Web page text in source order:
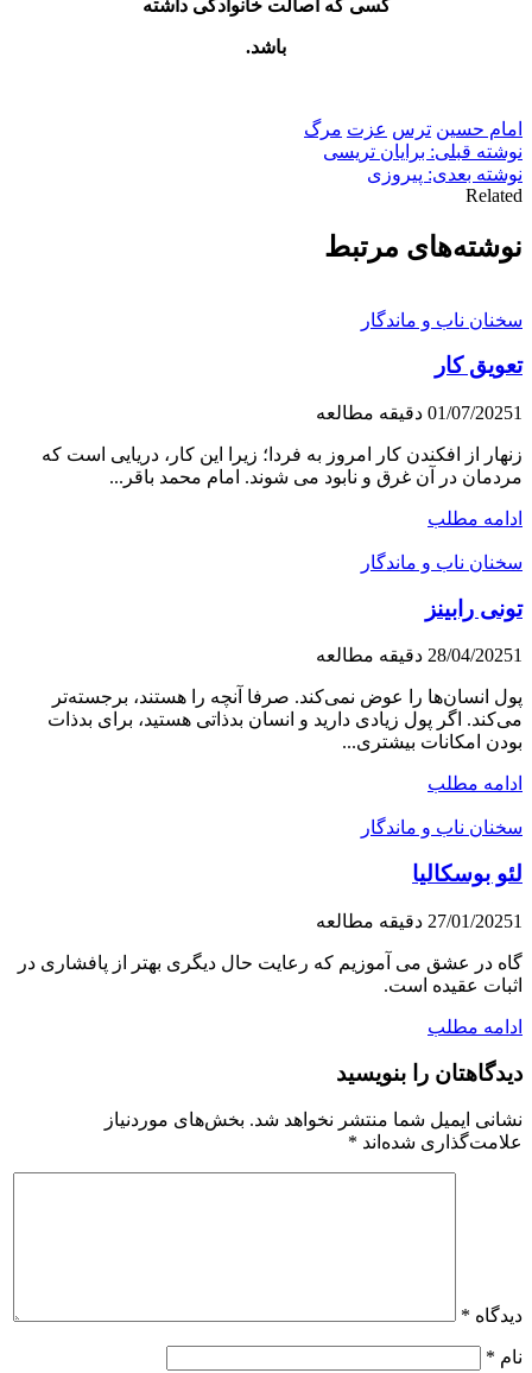
کسى که اصالت خانوادگى داشته
باشد.
امام حسین ترس عزت مرگ
راهبری
نوشته
نوشته قبلی: برایان تریسی
نوشته بعدی: پیروزی
Related
نوشته‌های مرتبط
سخنان ناب و ماندگار
تعویق کار
01/07/20251 دقیقه مطالعه
زنهار از افکندن کار امروز به فردا؛ زیرا این کار، دریایی است که
مردمان در آن غرق و نابود می شوند. امام محمد باقر...
ادامه مطلب
سخنان ناب و ماندگار
تونی رابینز
28/04/20251 دقیقه مطالعه
پول انسان‌ها را عوض نمی‌کند. صرفا آنچه را هستند، برجسته‌تر
می‌کند. اگر پول زیادی دارید و انسان بدذاتی هستید، برای بدذات
بودن امکانات بیشتری...
ادامه مطلب
سخنان ناب و ماندگار
لئو بوسکالیا
27/01/20251 دقیقه مطالعه
گاه در عشق می آموزیم که رعایت حال دیگری بهتر از پافشاری در
اثبات عقیده است.
ادامه مطلب
دیدگاهتان را بنویسید
نشانی ایمیل شما منتشر نخواهد شد. بخش‌های موردنیاز
علامت‌گذاری شده‌اند *
دیدگاه *
نام *